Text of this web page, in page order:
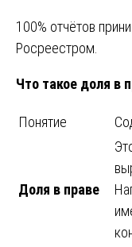
100% отчётов
Росреестром.
Что такое доля в
Понятие
Доля в праве